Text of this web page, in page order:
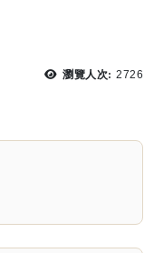
瀏覽人次: 瀏覽
2726